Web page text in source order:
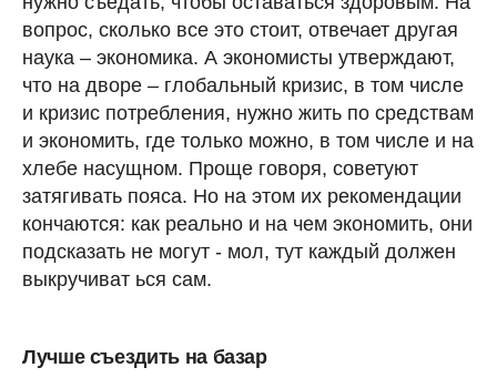
вопрос, сколько все это стоит, отвечает другая
наука – экономика. А экономисты утверждают,
что на дворе – глобальный кризис, в том числе
и кризис потребления, нужно жить по средствам
и экономить, где только можно, в том числе и на
хлебе насущном. Проще говоря, советуют
затягивать пояса. Но на этом их рекомендации
кончаются: как реально и на чем экономить, они
подсказать не могут - мол, тут каждый должен
выкручиват ься сам.
Лучше съездить на базар